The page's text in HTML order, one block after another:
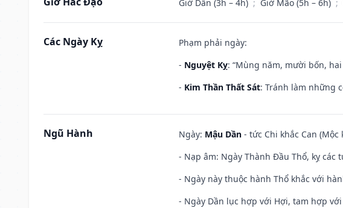
Giờ Dần (3h – 4h) ; Giờ Mão (5h – 6h) ;
Các Ngày Kỵ
Phạm phải ngày:
- Nguyệt Kỵ: “Mùng năm, mười bốn,
- Kim Thần Thất Sát: Tránh làm những
Ngũ Hành Ngày: Mậu Dần - tức Chi khắc Can
- Nạp âm: Ngày Thành Đầu Thổ, kỵ các
- Ngày này thuộc hành Thổ khắc với
- Ngày Dần lục hợp với Hợi, tam hợp